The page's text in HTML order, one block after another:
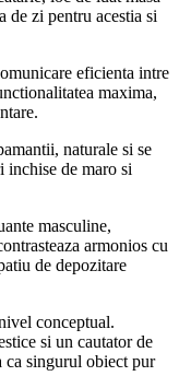
de zi pentru acestia si
eficienta intre
maxima,
naturale si se
inchise de maro si
masculine,
armonios cu
de depozitare
conceptual.
si un cautator de
ca singurul obiect pur